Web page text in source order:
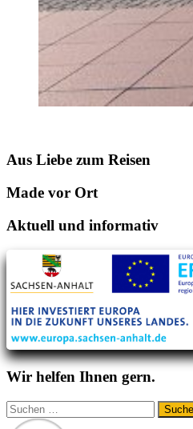
Aus Liebe zum Reisen
Made vor Ort
Aktuell und informativ
Wir helfen Ihnen gern.
Suchen
nach: